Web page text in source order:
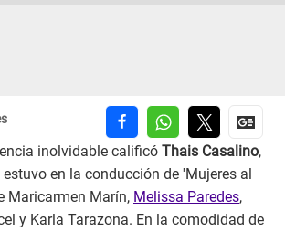
inolvidable calificó Thais Casalino,
en la conducción de 'Mujeres al
Maricarmen Marín, Melissa Paredes,
y Karla Tarazona. En la comodidad de